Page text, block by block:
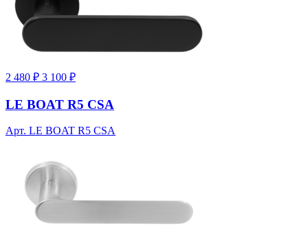
2 480 ₽ 3 100 ₽
LE BOAT R5 CSA
Арт. LE BOAT R5 CSA